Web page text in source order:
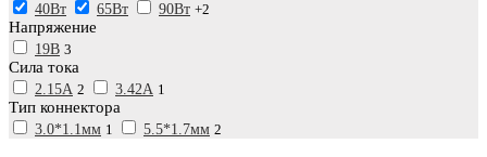
40Вт 65Вт 90Вт +2
Напряжение
19В 3
Сила тока
2.15А 2 3.42А 1
Тип коннектора
3.0*1.1мм 1 5.5*1.7мм 2